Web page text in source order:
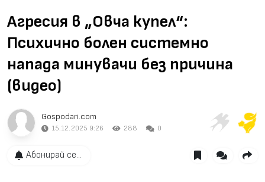
Video
Агресия в „Овча купел“:
Психично болен системно
напада минувачи без причина
(видео)
Gospodari.com
15.12.2025 9:26 288 0
Абонирай се...